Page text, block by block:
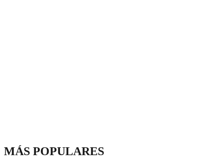
MÁS POPULARES